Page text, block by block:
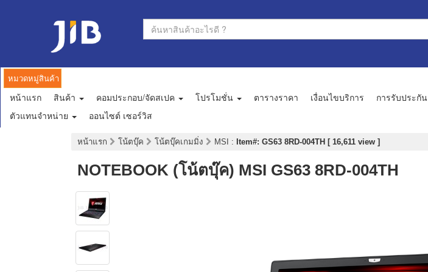
หมวดหมู่สินค้า
หน้าแรก สินค้า คอมประกอบ/จัดสเปค โปรโมชั่น ตารางราคา เงื่อนไขบริการ การรับประกัน
ตัวแทนจำหน่าย
ออนไซต์ เซอร์วิส
หน้าแรก โน้ตบุ๊ค โน้ตบุ๊คเกมมิ่ง MSI : Item#: GS63 8RD-004TH [ 16,611 view ]
NOTEBOOK (โน้ตบุ๊ค) MSI GS63 8RD-004TH